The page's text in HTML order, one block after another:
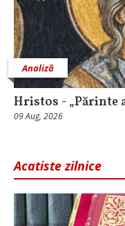
Analiză
Hristos - „Părinte
09 Aug, 2026
Acatiste zilnice